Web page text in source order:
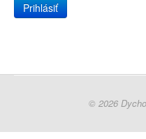
Prihlásiť
© 2026